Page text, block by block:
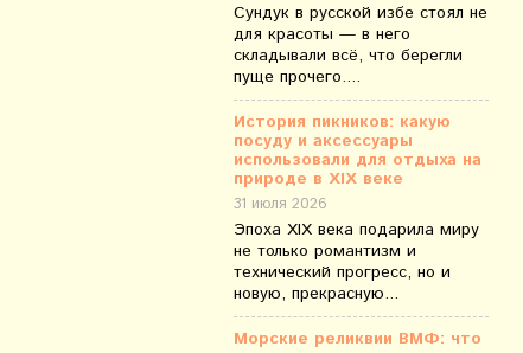
Сундук в русской избе стоял не
для красоты — в него
складывали всё, что берегли
пуще прочего....
История пикников: какую
посуду и аксессуары
использовали для отдыха на
природе в XIX веке
31 июля 2026
Эпоха XIX века подарила миру
не только романтизм и
технический прогресс, но и
новую, прекрасную...
Морские реликвии ВМФ: что